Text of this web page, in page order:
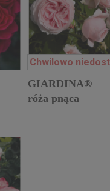
Chwilowo
GIARDINA®
róża pnąca